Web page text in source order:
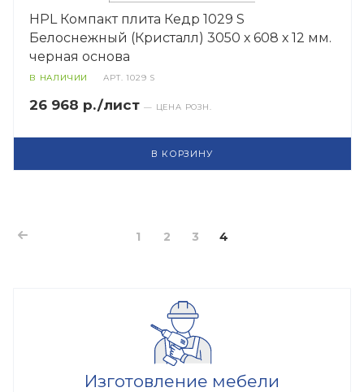
HPL Компакт плита Кедр 1029 S
Белоснежный (Кристалл) 3050 х 608 х 12 мм.
черная основа
В НАЛИЧИИ АРТ.1029 S
26 968 р./лист — ЦЕНА РОЗН.
В КОРЗИНУ
1 2 3 4
Изготовление мебели